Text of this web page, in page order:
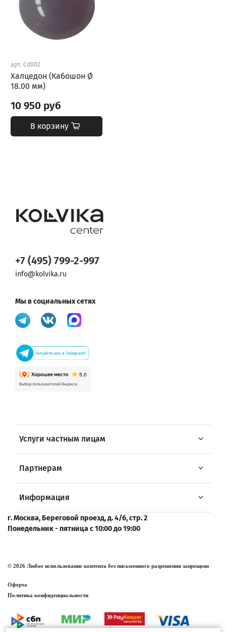
арт. Cd002
Халцедон (Кабошон Ø
18.00 мм)
10 950 руб
В корзину
Услуги частным лицам
Партнерам
Информация
+7 (495) 799-2-997
info@kolvika.ru
Мы в социальных сетях
г. Москва, Береговой проезд, д. 4/6, стр. 2
Понедельник - пятница с 10:00 до 19:00
© 2026 Любое использование контента без письменного разрешения запрещено
Оферта
Политика конфиденциальности